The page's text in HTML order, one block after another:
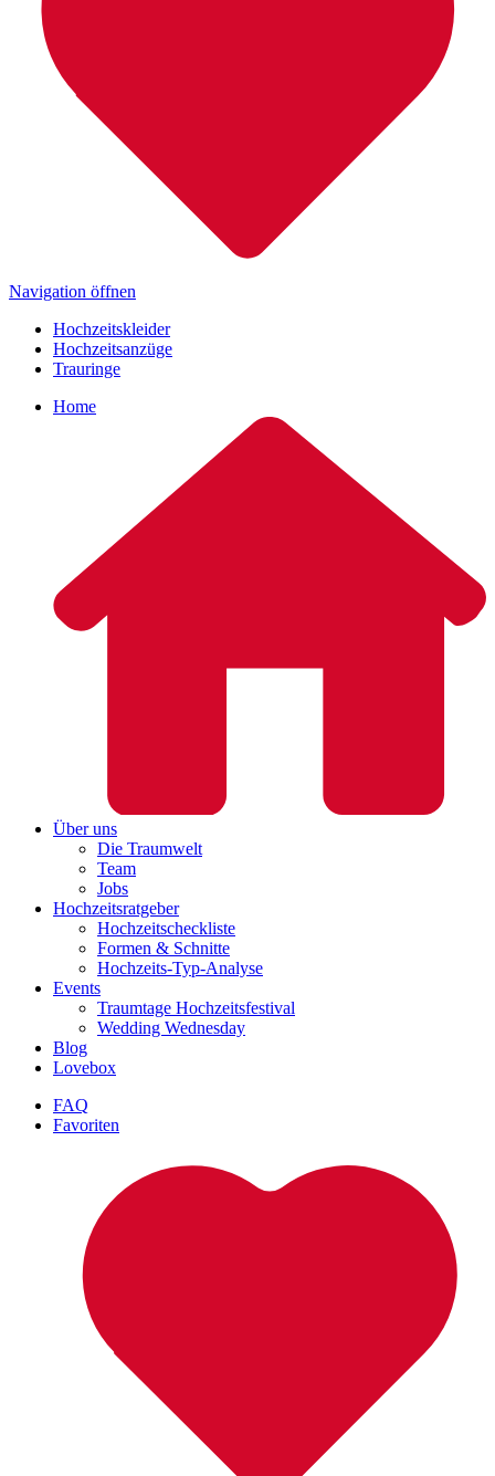
Navigation öffnen
Hochzeitskleider
Hochzeitsanzüge
Trauringe
Home
Über uns
Die Traumwelt
Team
Jobs
Hochzeitsratgeber
Hochzeitscheckliste
Formen & Schnitte
Hochzeits-Typ-Analyse
Events
Traumtage Hochzeitsfestival
Wedding Wednesday
Blog
Lovebox
FAQ
Favoriten